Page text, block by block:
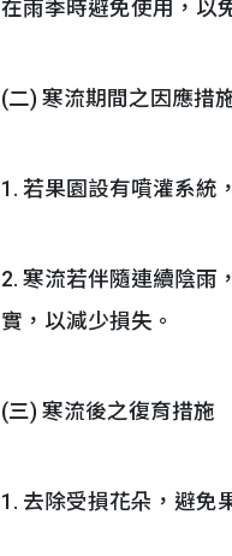
在雨季時避免使用，以
(二) 寒流期間之因應措
1. 若果園設有噴灌系統
2. 寒流若伴隨連續陰雨
實，以減少損失。
(三) 寒流後之復育措施
1. 去除受損花朵，避免